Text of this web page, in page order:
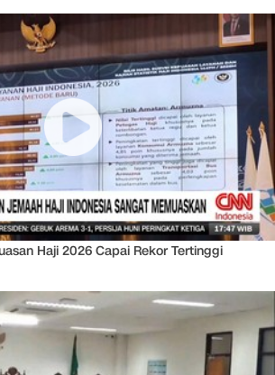
Haji 2026 Capai Rekor Tertinggi